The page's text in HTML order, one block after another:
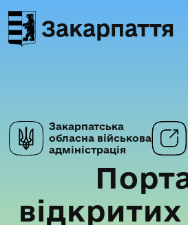
Закарпаття
Закарпатська
обласна військова
адміністрація